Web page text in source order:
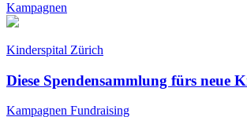
Kampagnen
Kinderspital Zürich
Diese Spendensammlung fürs neue
Kampagnen Fundraising